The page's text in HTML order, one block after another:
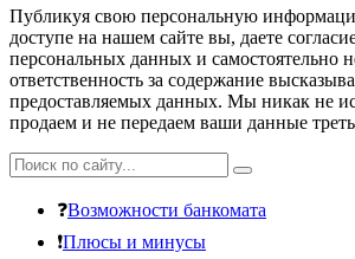
Публикуя свою персональную
доступе на нашем сайте вы, даете
персональных данных и самостоятельно
ответственность за содержание
предоставляемых данных. Мы никак не
продаем и не передаем ваши данные
❓Возможности банкомата
❗Плюсы и минусы